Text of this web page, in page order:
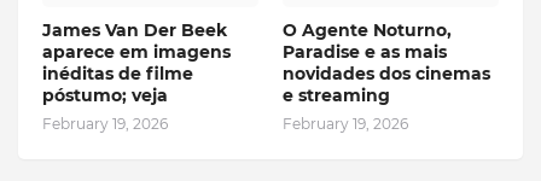
James Van Der Beek
aparece em imagens
inéditas de filme
póstumo; veja
February 19, 2026
O Agente Noturno,
Paradise e as mais
novidades dos cinemas
e streaming
February 19, 2026